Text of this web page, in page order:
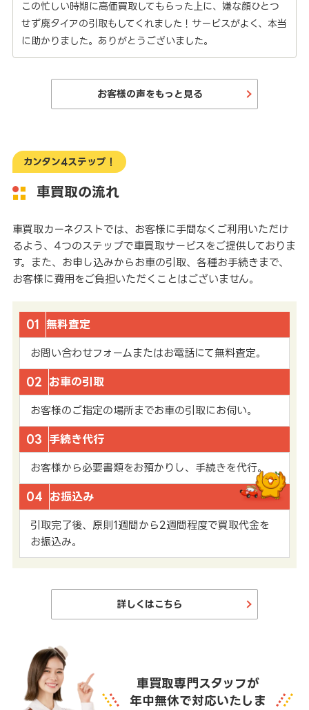
この忙しい時期に高価買取してもらった上に、嫌な顔ひとつ
せず廃タイアの引取もしてくれました！サービスがよく、本当
に助かりました。ありがとうございました。
お客様の声をもっと見る
カンタン4ステップ！
車買取の流れ
車買取カーネクストでは、お客様に手間なくご利用いただけ
るよう、4つのステップで車買取サービスをご提供しておりま
す。また、お申し込みからお車の引取、各種お手続きまで、
お客様に費用をご負担いただくことはございません。
01 無料査定
お問い合わせフォームまたはお電話にて無料査定。
02 お車の引取
お客様のご指定の場所までお車の引取にお伺い。
03 手続き代行
お客様から必要書類をお預かりし、手続きを代行。
04 お振込み
引取完了後、原則1週間から2週間程度で買取代金を
お振込み。
詳しくはこちら
車買取専門スタッフが
年中無休で対応いたしま